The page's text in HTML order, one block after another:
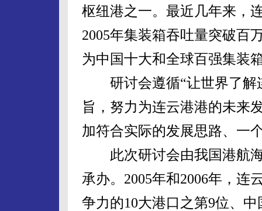
枢纽港之一。最近几年来，
2005年集装箱吞吐量突破百
为中国十大和全球百强集装
研讨会遵循“让世界了解
旨，努力为连云港港的未来
加符合实际的发展思路、一
此次研讨会由我国港航
承办。2005年和2006年，连
争力的10大港口之第9位、